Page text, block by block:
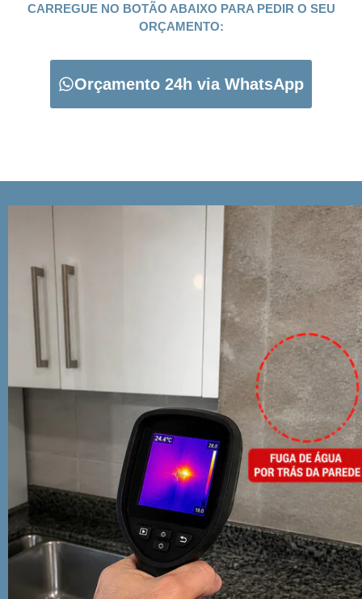
CARREGUE NO BOTÃO ABAIXO PARA PEDIR O SEU
ORÇAMENTO:
Orçamento 24h via WhatsApp